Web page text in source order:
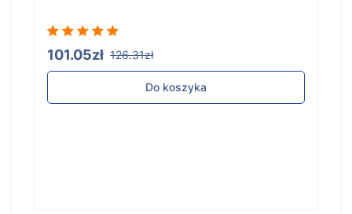
101.05zł 126.31zł
Do koszyka